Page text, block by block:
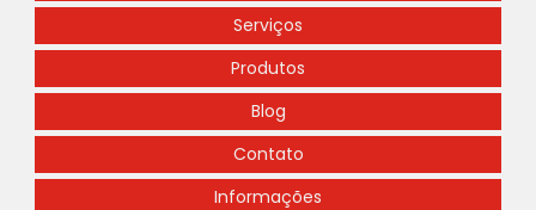
Serviços
Produtos
Blog
Contato
Informações